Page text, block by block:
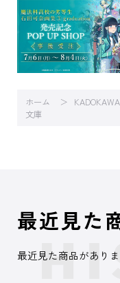
ホーム
文庫
最近見た
最近見た商品がありま